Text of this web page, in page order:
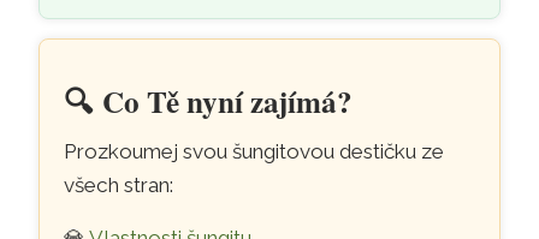
🔍️ Co Tě nyní zajímá?
Prozkoumej svou šungitovou destičku ze
všech stran: